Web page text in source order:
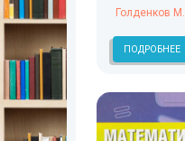
Голденков М.
ПОДРОБНЕЕ